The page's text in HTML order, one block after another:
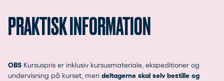
PRAKTISK INFORMATION
OBS Kursuspris er inklusiv kursusmateriale, ekspeditioner og
undervisning på kurset, men deltagerne skal selv bestille og